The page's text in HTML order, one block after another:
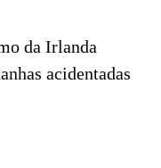
da Irlanda
acidentadas